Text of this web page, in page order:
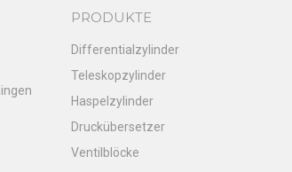
PRODUKTE
Differentialzylinder
Teleskopzylinder
Haspelzylinder
Druckübersetzer
Ventilblöcke